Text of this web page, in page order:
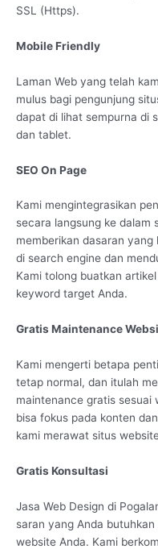
SSL (Https).
Mobile Friendly
Laman Web yang telah
mulus bagi pengunjung
dapat di lihat sempurna di
dan tablet.
SEO On Page
Kami mengintegrasikan
secara langsung ke dalam
memberikan dasaran
di search engine dan
Kami tolong buatkan
keyword target Anda.
Gratis Maintenance
Kami mengerti betapa
tetap normal, dan itulah
maintenance gratis sesuai
bisa fokus pada konten
kami merawat situs
Gratis Konsultasi
Jasa Web Design di
saran yang Anda
website Anda. Kami